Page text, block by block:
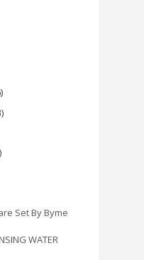
Set By Byme
WATER